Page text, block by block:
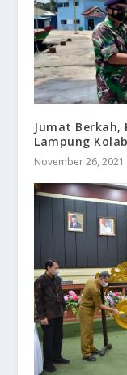
Jumat Berkah,
Lampung
November 26, 2021